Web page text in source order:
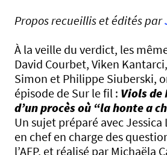
Propos recueillis et édités par
À la veille du verdict, les
David Courbet, Viken
Simon et Philippe Siuberski,
épisode de Sur le fil : Viols de
d’un procès où “la honte a
Un sujet préparé avec
en chef en charge des
l’AFP, et réalisé par Michaëla